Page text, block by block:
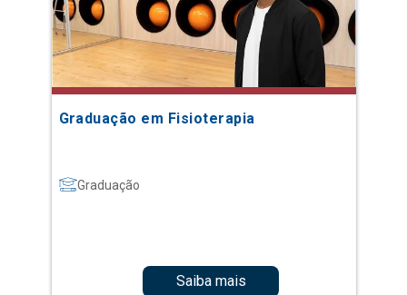
Graduação em Fisioterapia
Graduação
Saiba mais